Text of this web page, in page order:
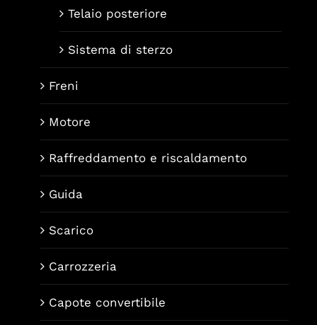
Telaio posteriore
Sistema di sterzo
Freni
Motore
Raffreddamento e riscaldamento
Guida
Scarico
Carrozzeria
Capote convertibile